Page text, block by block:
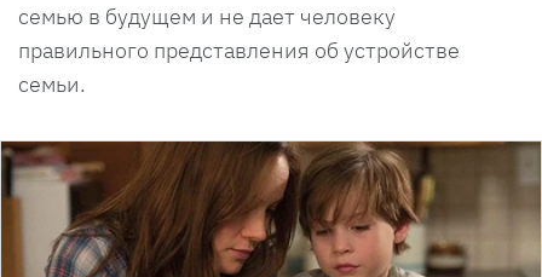
семью в будущем и не дает человеку
правильного представления об устройстве
семьи.